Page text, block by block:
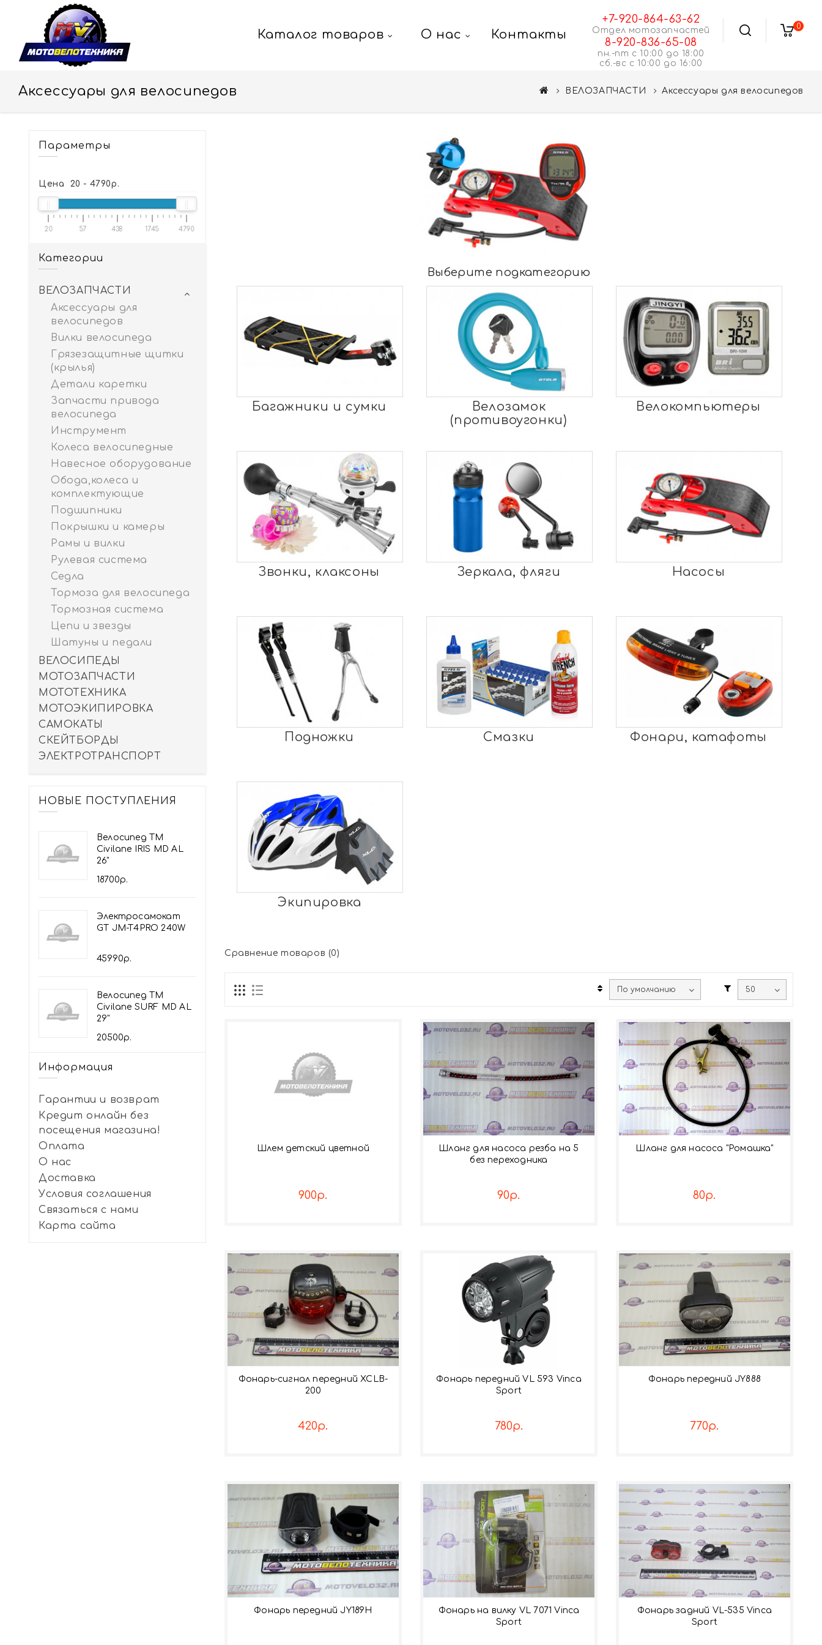
+7-920-864-63-62
Отдел мотозапчастей
8-920-836-65-08
пн.-пт с 10:00 до 18:00
сб.-вс с 10:00 до 16:00
0
Каталог товаров О нас Контакты
Аксессуары для велосипедов ВЕЛОЗАПЧАСТИ Аксессуары для велосипедов
Параметры
Цена 20 - 4790р.
20 57 438 1745 4790
Категории
ВЕЛОЗАПЧАСТИ
Аксессуары для
велосипедов
Вилки велосипеда
Грязезащитные щитки
(крылья)
Детали каретки
Запчасти привода
велосипеда
Инструмент
Колеса велосипедные
Навесное оборудование
Обода,колеса и
комплектующие
Подшипники
Покрышки и камеры
Рамы и вилки
Рулевая система
Седла
Тормоза для велосипеда
Тормозная система
Цепи и звезды
Шатуны и педали
ВЕЛОСИПЕДЫ
МОТОЗАПЧАСТИ
МОТОТЕХНИКА
МОТОЭКИПИРОВКА
САМОКАТЫ
СКЕЙТБОРДЫ
ЭЛЕКТРОТРАНСПОРТ
НОВЫЕ ПОСТУПЛЕНИЯ
Велосипед TM
Civilane IRIS MD AL
26"
18700р.
Электросамокат
GT JM-T4PRO 240W
45990р.
Велосипед TM
Civilane SURF MD AL
29"
20500р.
Информация
Гарантии и возврат
Кредит онлайн без
посещения магазина!
Оплата
О нас
Доставка
Условия соглашения
Связаться с нами
Карта сайта
Выберите подкатегорию
Багажники и сумки
Велозамок
(противоугонки)
Велокомпьютеры
Звонки, клаксоны Зеркала, фляги Насосы
Подножки Смазки Фонари, катафоты
Экипировка
Сравнение товаров (0)
Шлем детский цветной
900р.
Шланг для насоса резба на 5
без переходника
90р.
Шланг для насоса "Ромашка"
80р.
Фонарь-сигнал передний ХСLB-
200
420р.
Фонарь передний VL 593 Vinca
Sport
780р.
Фонарь передний JY888
770р.
Фонарь передний JY189Н
Фонарь на вилку VL 7071 Vinca
Sport
Фонарь задний VL-535 Vinca
Sport